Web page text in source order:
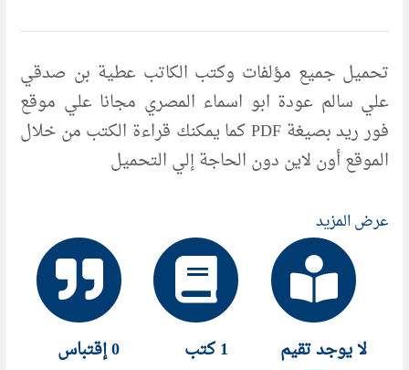
تحميل جميع مؤلفات وكتب الكاتب عطية بن صدقي
علي سالم عودة ابو اسماء المصري مجانا علي موقع
فور ريد بصيغة PDF كما يمكنك قراءة الكتب من خلال
الموقع أون لاين دون الحاجة إلي التحميل
عرض المزيد
لا يوجد تقيم 1 كتب 0 إقتباس